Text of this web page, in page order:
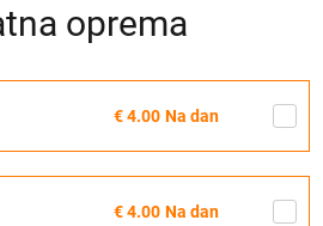
oprema
€ 4.00 Na dan
€ 4.00 Na dan